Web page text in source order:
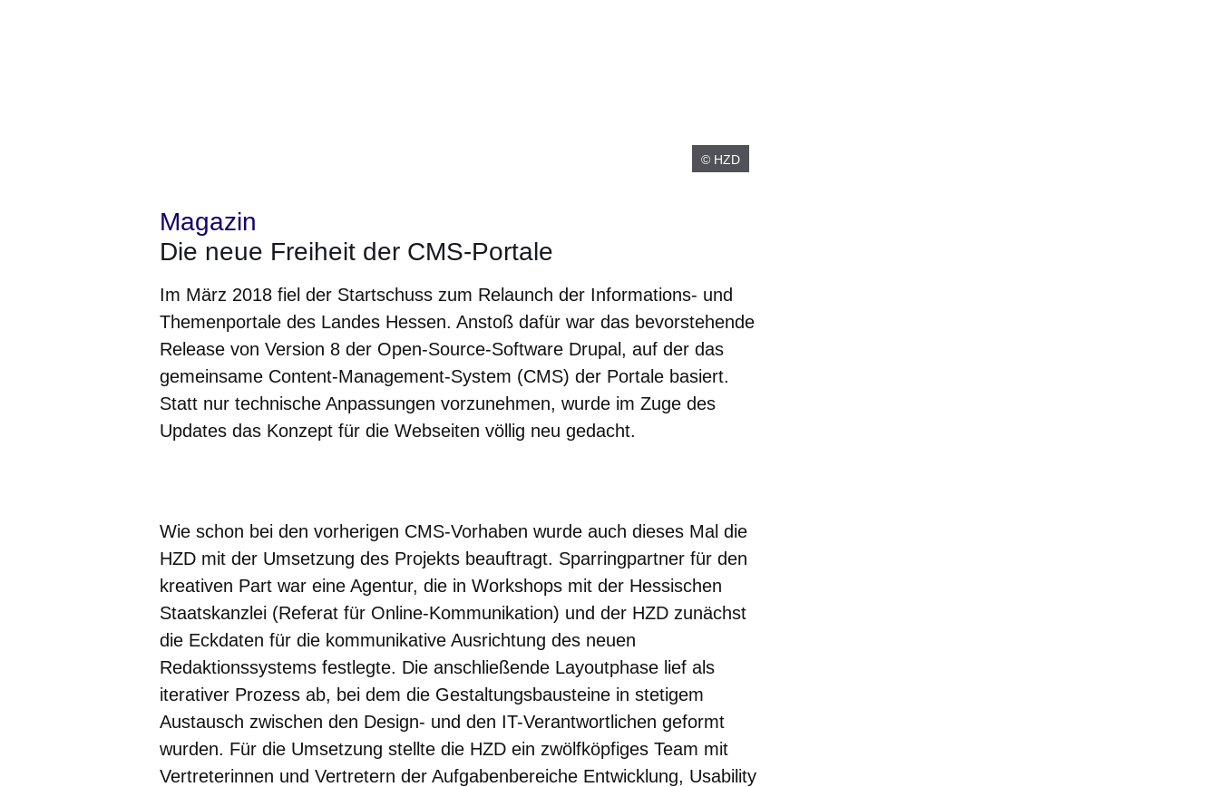
© HZD
Magazin
Die neue Freiheit der CMS-Portale
Im März 2018 fiel der Startschuss zum Relaunch der Informations- und
Themenportale des Landes Hessen. Anstoß dafür war das bevorstehende
Release von Version 8 der Open-Source-Software Drupal, auf der das
gemeinsame Content-Management-System (CMS) der Portale basiert.
Statt nur technische Anpassungen vorzunehmen, wurde im Zuge des
Updates das Konzept für die Webseiten völlig neu gedacht.
Wie schon bei den vorherigen CMS-Vorhaben wurde auch dieses Mal die
HZD mit der Umsetzung des Projekts beauftragt. Sparringpartner für den
kreativen Part war eine Agentur, die in Workshops mit der Hessischen
Staatskanzlei (Referat für Online-Kommunikation) und der HZD zunächst
die Eckdaten für die kommunikative Ausrichtung des neuen
Redaktionssystems festlegte. Die anschließende Layoutphase lief als
iterativer Prozess ab, bei dem die Gestaltungsbausteine in stetigem
Austausch zwischen den Design- und den IT-Verantwortlichen geformt
wurden. Für die Umsetzung stellte die HZD ein zwölfköpfiges Team mit
Vertreterinnen und Vertretern der Aufgabenbereiche Entwicklung, Usability